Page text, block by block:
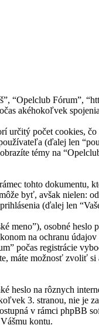
“Opelclub Fórum”,
akéhokoľvek
počet cookies,
(ďalej len
témy na
tohto
byť, avšak nielen:
(ďalej len
osobné heslo
na ochranu
počas registrácie
máte možnosť zvoliť
heslo na rôznych
3. stranou, nie je
v rámci phpBB
kontu.